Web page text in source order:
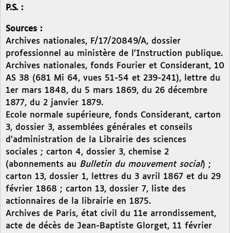
P.S. :
Sources :
Archives nationales, F/17/20849/A, dossier
professionnel au ministère de l’Instruction publique.
Archives nationales, fonds Fourier et Considerant, 10
AS 38 (681 Mi 64, vues 51-54 et 239-241), lettre du
1er mars 1848, du 5 mars 1869, du 26 décembre
1877, du 2 janvier 1879.
Ecole normale supérieure, fonds Considerant, carton
3, dossier 3, assemblées générales et conseils
d’administration de la Librairie des sciences
sociales ; carton 4, dossier 3, chemise 2
(abonnements au Bulletin du mouvement social) ;
carton 13, dossier 1, lettres du 3 avril 1867 et du 29
février 1868 ; carton 13, dossier 7, liste des
actionnaires de la librairie en 1875.
Archives de Paris, état civil du 11e arrondissement,
acte de décès de Jean-Baptiste Glorget, 11 février